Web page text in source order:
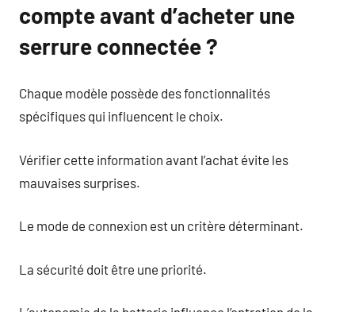
compte avant d’acheter une
serrure connectée ?
Chaque modèle possède des fonctionnalités
spécifiques qui influencent le choix.
Vérifier cette information avant l’achat évite les
mauvaises surprises.
Le mode de connexion est un critère déterminant.
La sécurité doit être une priorité.